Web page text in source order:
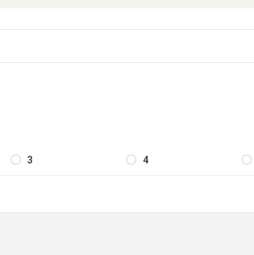
3 4